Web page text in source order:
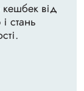
від
стань